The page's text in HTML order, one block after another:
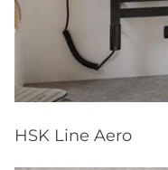
HSK Line Aero